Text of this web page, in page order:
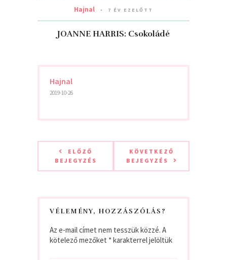
Hajnal 7 ÉV EZELŐTT
JOANNE HARRIS: Csokoládé
Hajnal
2019-10-26
ELŐZŐ
BEJEGYZÉS
KÖVETKEZŐ
BEJEGYZÉS
VÉLEMÉNY, HOZZÁSZÓLÁS?
Az e-mail címet nem tesszük közzé. A
kötelező mezőket *karakterrel jelöltük